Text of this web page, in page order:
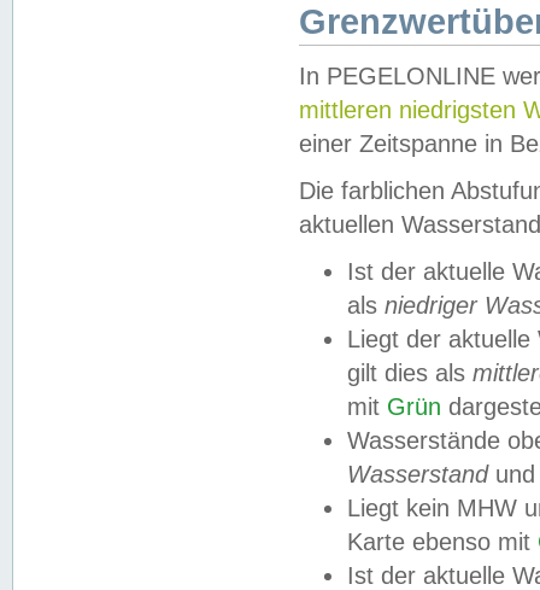
In PEGELONLINE
mittleren niedrigsten
einer Zeitspanne in
Die farblichen
aktuellen
Ist der aktuelle
als niedriger
Liegt der
gilt dies als
mit Grün
Wasserstände
Wasserstandund
Liegt kein MHW
Karte ebenso mit
Ist der aktuelle